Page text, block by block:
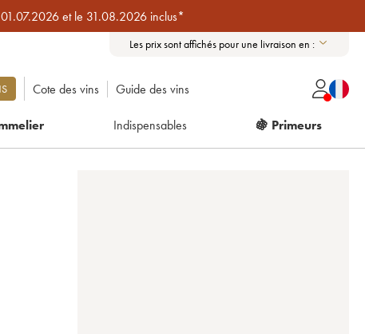
et le 31.08.2026 inclus*
Les prix sont affichés pour une livraison en :
Cote des vins Guide des vins
Indispensables 🍇 Primeurs